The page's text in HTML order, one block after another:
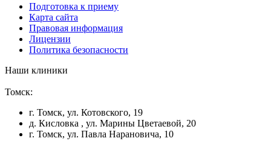
Подготовка к приему
Карта сайта
Правовая информация
Лицензии
Политика безопасности
Наши клиники
Томск:
г. Томск, ул. Котовского, 19
д. Кисловка , ул. Марины Цветаевой, 20
г. Томск, ул. Павла Нарановича, 10